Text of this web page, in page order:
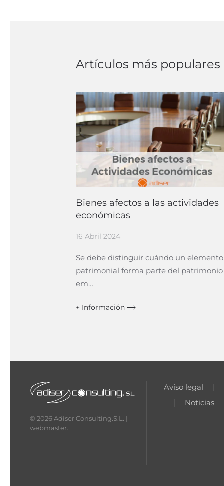
Artículos más populares
Bienes afectos a las actividades
económicas
16 Abril 2024
Se debe distinguir cuándo un elemento
patrimonial forma parte del patrimonio
em…
+ Información
© 2026Adiser Consulting.S.L. |
webmaster.
Aviso legal
Noticias